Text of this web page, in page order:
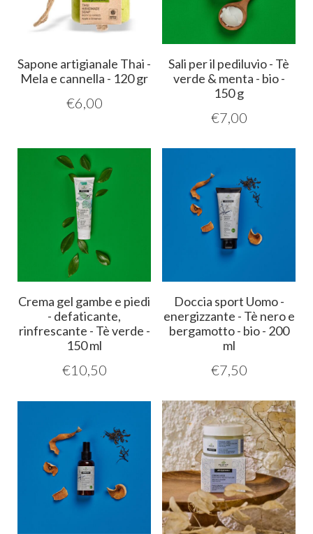
Sapone artigianale Thai -
Mela e cannella - 120 gr
€6,00
Sali per il pediluvio - Tè
verde & menta - bio -
150 g
€7,00
Crema gel gambe e piedi
- defaticante,
rinfrescante - Tè verde -
150 ml
€10,50
Doccia sport Uomo -
energizzante - Tè nero e
bergamotto - bio - 200
ml
€7,50